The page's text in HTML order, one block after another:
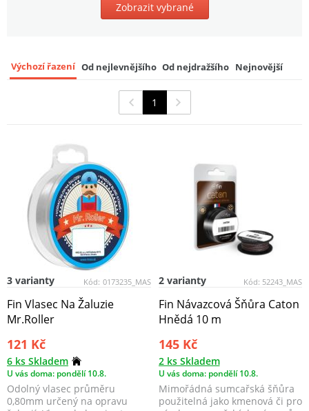
Zobrazit vybrané
Výchozí řazení Od nejlevnějšího Od nejdražšího Nejnovější
1
Kód: 0173235_MAS
3 varianty
Fin Vlasec Na Žaluzie
Mr.Roller
121 Kč
6 ks Skladem
U vás doma: pondělí 10.8.
Odolný vlasec průměru
0,80mm určený na opravu
Kód: 52243_MAS
2 varianty
Fin Návazcová Šňůra Caton
Hnědá 10 m
145 Kč
2 ks Skladem
U vás doma: pondělí 10.8.
Mimořádná sumcařská šňůra
použitelná jako kmenová či pro